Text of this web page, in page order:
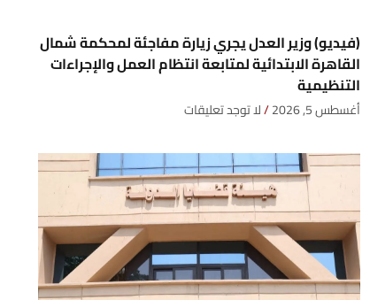
(فيديو) وزير العدل يجري زيارة مفاجئة لمحكمة شمال
القاهرة الابتدائية لمتابعة انتظام العمل والإجراءات
التنظيمية
أغسطس 5, 2026 لا توجد تعليقات